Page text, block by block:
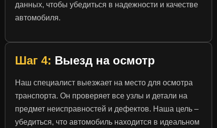
данных, чтобы убедиться в надежности и качестве
автомобиля.
Шаг 4: Выезд на осмотр
Наш специалист выезжает на место для осмотра
транспорта. Он проверяет все узлы и детали на
предмет неисправностей и дефектов. Наша цель –
убедиться, что автомобиль находится в идеальном